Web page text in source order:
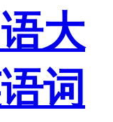
大
词